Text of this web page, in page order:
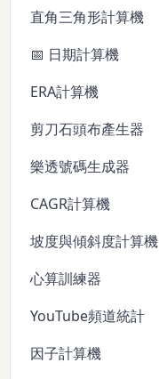
直角三角形計算機
📅 日期計算機
ERA計算機
剪刀石頭布產生器
樂透號碼生成器
CAGR計算機
坡度與傾斜度計算機
心算訓練器
YouTube頻道統計
因子計算機